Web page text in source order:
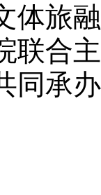
体旅
联合
同承